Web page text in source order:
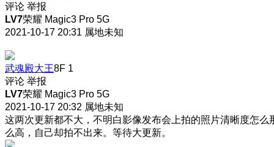
评论 举报
LV7荣耀 Magic3 Pro 5G
2021-10-17 20:31 属地未知
武魂殿大王8F 1
评论 举报
LV7荣耀 Magic3 Pro 5G
2021-10-17 20:32 属地未知
这两次更新都不大，不明白影像发布会上拍的照片清晰度怎么
么高，自己却拍不出来。等待大更新。